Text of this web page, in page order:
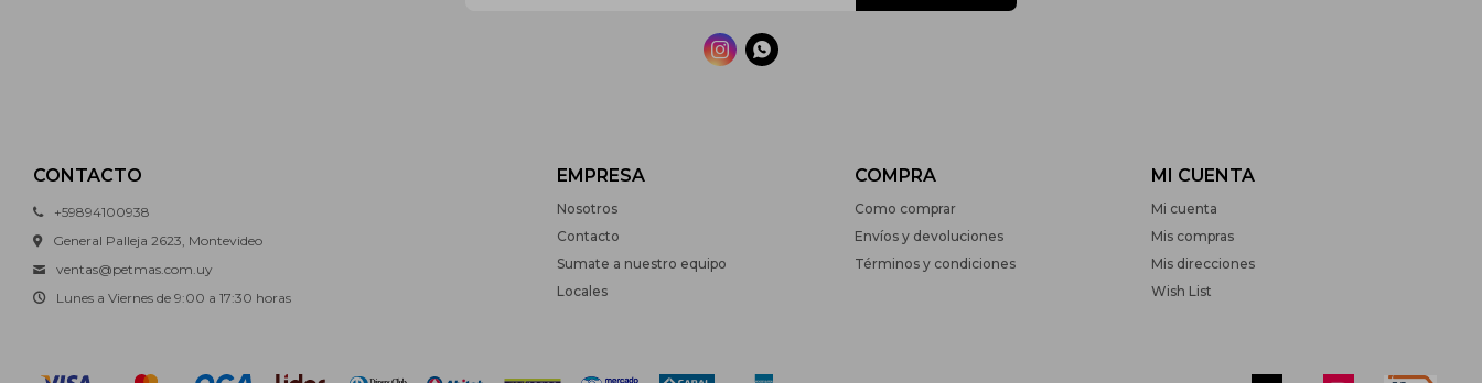
CONTACTO
+59894100938
General Palleja 2623, Montevideo
ventas@petmas.com.uy
Lunes a Viernes de 9:00 a 17:30 horas
EMPRESA
Nosotros
Contacto
Sumate a nuestro equipo
Locales
COMPRA
Como comprar
Envíos y devoluciones
Términos y condiciones
MI CUENTA
Mi cuenta
Mis compras
Mis direcciones
Wish List
 